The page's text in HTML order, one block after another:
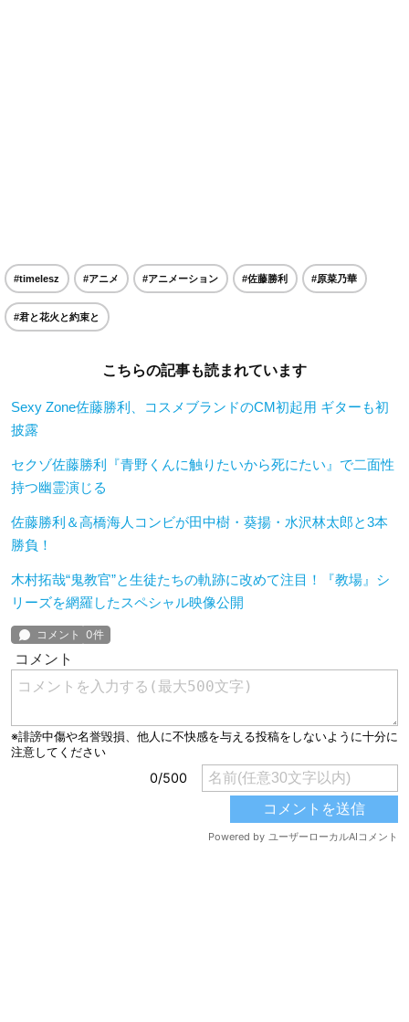
#timelesz #アニメ #アニメーション #佐藤勝利 #原菜乃華
#君と花火と約束と
こちらの記事も読まれています
Sexy Zone佐藤勝利、コスメブランドのCM初起用 ギターも初
披露
セクゾ佐藤勝利『⻘野くんに触りたいから死にたい』で二面性
持つ幽霊演じる
佐藤勝利＆高橋海人コンビが田中樹・葵揚・水沢林太郎と3本
勝負！
木村拓哉“鬼教官”と生徒たちの軌跡に改めて注目！『教場』シ
リーズを網羅したスペシャル映像公開